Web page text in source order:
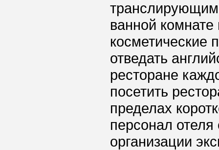
ванной
косметические
отведать
ресторане
посетить
пределах
персонал
организации